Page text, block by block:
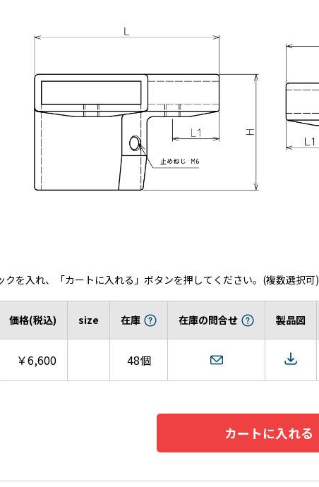
クを入れ、「カートに入れる」ボタンを押してください。(複数選択可)
価格(税込) size 在庫
￥6,600 48個
在庫の問合せ 製品図
カートに入れる